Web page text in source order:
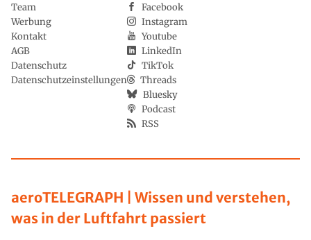
aeroTELEGRAPH | Wissen und verstehen,
was in der Luftfahrt passiert
Team
Werbung
Kontakt
AGB
Datenschutz
Datenschutzeinstellungen
Facebook
Instagram
Youtube
LinkedIn
TikTok
Threads
Bluesky
Podcast
RSS